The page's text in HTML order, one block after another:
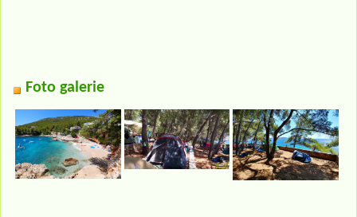
Foto galerie